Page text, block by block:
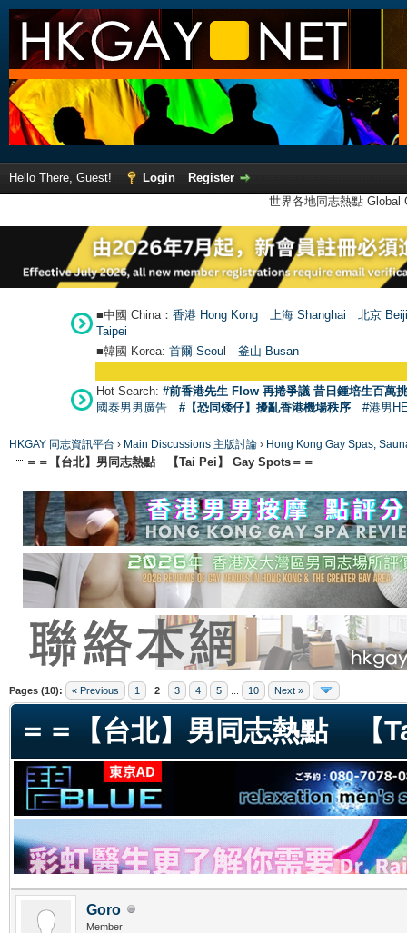
Hello There, Guest! Login
Register
世界各地同志熱點
■中國 China： 香港 Hong Kong 上海 Shanghai
北京
Taipei
■韓國 Korea: 首爾 Seoul 釜山 Busan
Hot Search: #前香港先生 Flow 再捲爭議 昔日鍾培生百萬
國泰男男廣告
#【恐同矮仔】擾亂香港機場秩序 #港男
HKGAY 同志資訊平台 › Main Discussions 主版討論 › Hong Kong Gay Spas,
＝＝【台北】男同志熱點 【Tai Pei】 Gay Spots＝＝
Pages (10): « Previous 1 2 3 4 5 10 Next »
＝＝【台北】男同志熱點 【
Goro
Member